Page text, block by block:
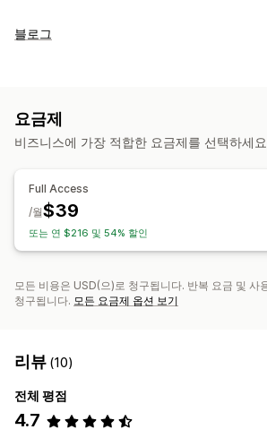
SEO 도구
실적 모니터링
SEO 점수
분석 순위 추적 웹사이트 트래픽
블로그
이미지
채점 도구
분석
요금제
비즈니스에 가장 적합한 요금제를 선택하세
Full Access
$39
/월
또는 연 $216 및 54% 할인
모든 비용은 USD(으)로 청구됩니다. 반복 요금 및 사
청구됩니다. 모든 요금제 옵션 보기
리뷰 (10)
전체 평점
4.7